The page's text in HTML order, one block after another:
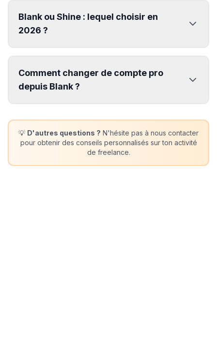
Blank ou Shine : lequel choisir en
2026 ?
Comment changer de compte pro
depuis Blank ?
💡 D'autres questions ? N'hésite pas à nous contacter
pour obtenir des conseils personnalisés sur ton activité
de freelance.